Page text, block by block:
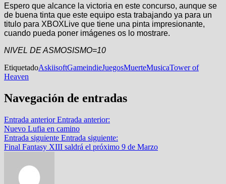
Espero que alcance la victoria en este concurso, aunque se
de buena tinta que este equipo esta trabajando ya para un
titulo para XBOXLive que tiene una pinta impresionante,
cuando pueda poner imágenes os lo mostrare.
NIVEL DE ASMOSISMO=10
EtiquetadoAskiisoftGameindieJuegosMuerteMusicaTower of
Heaven
Navegación de entradas
Entrada anterior Entrada anterior:
Nuevo Lufia en camino
Entrada siguiente Entrada siguiente:
Final Fantasy XIII saldrá el próximo 9 de Marzo